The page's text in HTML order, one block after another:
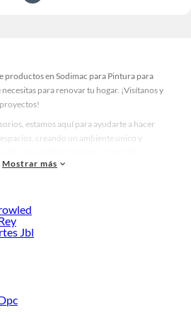
productos en Sodimac para Pintura para
para renovar tu hogar. ¡Visítanos y
estamos aquí para ayudarte a hacer
creando un ambiente único y
a crear un espacio más tú.
de decoración, estamos aquí para hacer
todo lo que tenemos para ofrecerte en
de Pintura para paredes en Sodimac
de calidad para tus proyectos y
y descubre todo lo que tenemos para
productos de Pintura para paredes en
Mostrar más
Jbl